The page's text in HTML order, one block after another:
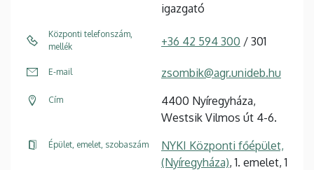
igazgató
Központi telefonszám,
mellék
+36 42 594 300 / 301
E-mail zsombik@agr.unideb.hu
Cím
4400 Nyíregyháza,
Westsik Vilmos út 4-6.
Épület, emelet, szobaszám
NYKI Központi főépület,
(Nyíregyháza), 1. emelet, 1